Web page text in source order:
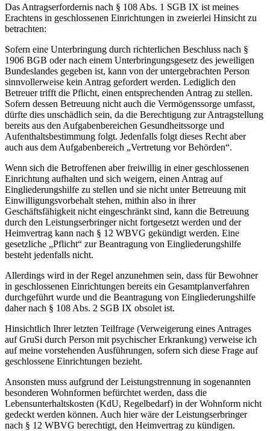
Das Antragserfordernis nach § 108 Abs. 1 SGB IX ist meines
Erachtens in geschlossenen Einrichtungen in zweierlei Hinsicht zu
betrachten:
Sofern eine Unterbringung durch richterlichen Beschluss nach §
1906 BGB oder nach einem Unterbringungsgesetz des jeweiligen
Bundeslandes gegeben ist, kann von der untergebrachten Person
sinnvollerweise kein Antrag gefordert werden. Lediglich den
Betreuer trifft die Pflicht, einen entsprechenden Antrag zu stellen.
Sofern dessen Betreuung nicht auch die Vermögenssorge umfasst,
dürfte dies unschädlich sein, da die Berechtigung zur Antragstellung
bereits aus den Aufgabenbereichen Gesundheitssorge und
Aufenthaltsbestimmung folgt. Jedenfalls folgt dieses Recht aber
auch aus dem Aufgabenbereich „Vertretung vor Behörden“.
Wenn sich die Betroffenen aber freiwillig in einer geschlossenen
Einrichtung aufhalten und sich weigern, einen Antrag auf
Eingliederungshilfe zu stellen und sie nicht unter Betreuung mit
Einwilligungsvorbehalt stehen, mithin also in ihrer
Geschäftsfähigkeit nicht eingeschränkt sind, kann die Betreuung
durch den Leistungserbringer nicht fortgesetzt werden und der
Heimvertrag kann nach § 12 WBVG gekündigt werden. Eine
gesetzliche „Pflicht“ zur Beantragung von Eingliederungshilfe
besteht jedenfalls nicht.
Allerdings wird in der Regel anzunehmen sein, dass für Bewohner
in geschlossenen Einrichtungen bereits ein Gesamtplanverfahren
durchgeführt wurde und die Beantragung von Eingliederungshilfe
daher nach § 108 Abs. 2 SGB IX obsolet ist.
Hinsichtlich Ihrer letzten Teilfrage (Verweigerung eines Antrages
auf GruSi durch Person mit psychischer Erkrankung) verweise ich
auf meine vorstehenden Ausführungen, sofern sich diese Frage auf
geschlossene Einrichtungen bezieht.
Ansonsten muss aufgrund der Leistungstrennung in sogenannten
besonderen Wohnformen befürchtet werden, dass die
Lebensunterhaltskosten (KdU, Regelbedarf) in der Wohnform nicht
gedeckt werden können. Auch hier wäre der Leistungserbringer
nach § 12 WBVG berechtigt, den Heimvertrag zu kündigen.